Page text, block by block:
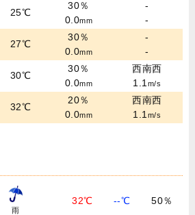
25℃
30％
0.0mm
-
-
27℃
30％
0.0mm
-
-
30℃
30％
0.0mm
西南西
1.1m/s
32℃
20％
0.0mm
西南西
1.1m/s
雨
32℃ --℃ 50％